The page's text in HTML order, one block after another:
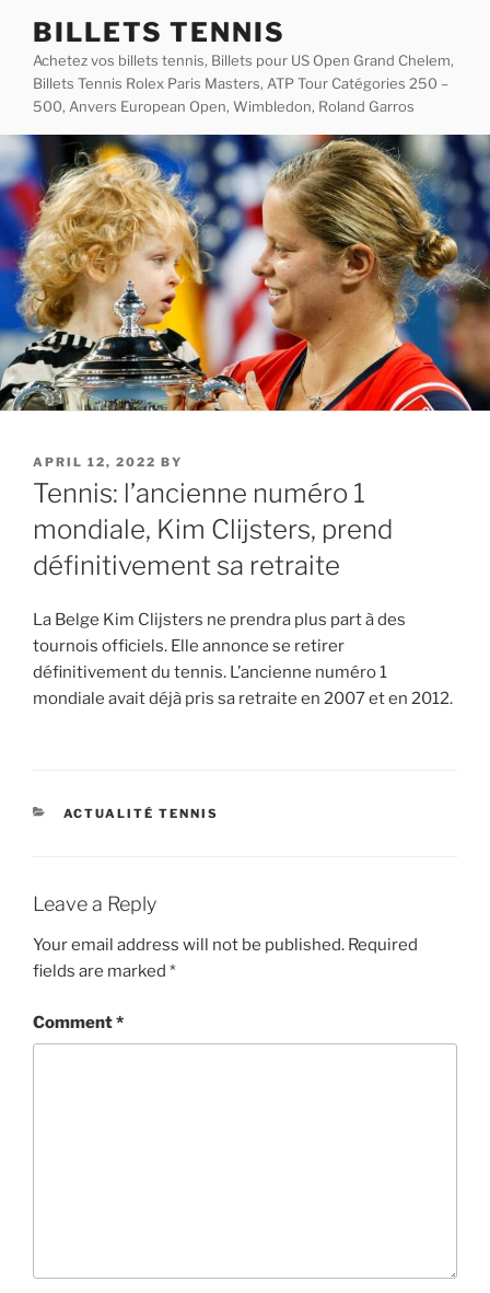
content
BILLETS TENNIS
Achetez vos billets tennis, Billets pour US Open Grand Chelem,
Billets Tennis Rolex Paris Masters, ATP Tour Catégories 250 –
500, Anvers European Open, Wimbledon, Roland Garros
POSTED
ON
APRIL 12, 2022 BY
Tennis: l’ancienne numéro 1
mondiale, Kim Clijsters, prend
définitivement sa retraite
La Belge Kim Clijsters ne prendra plus part à des
tournois officiels. Elle annonce se retirer
définitivement du tennis. L’ancienne numéro 1
mondiale avait déjà pris sa retraite en 2007 et en 2012.
CATEGORIES
ACTUALITÉ TENNIS
Leave a Reply
Your email address will not be published. Required
fields are marked *
Comment*